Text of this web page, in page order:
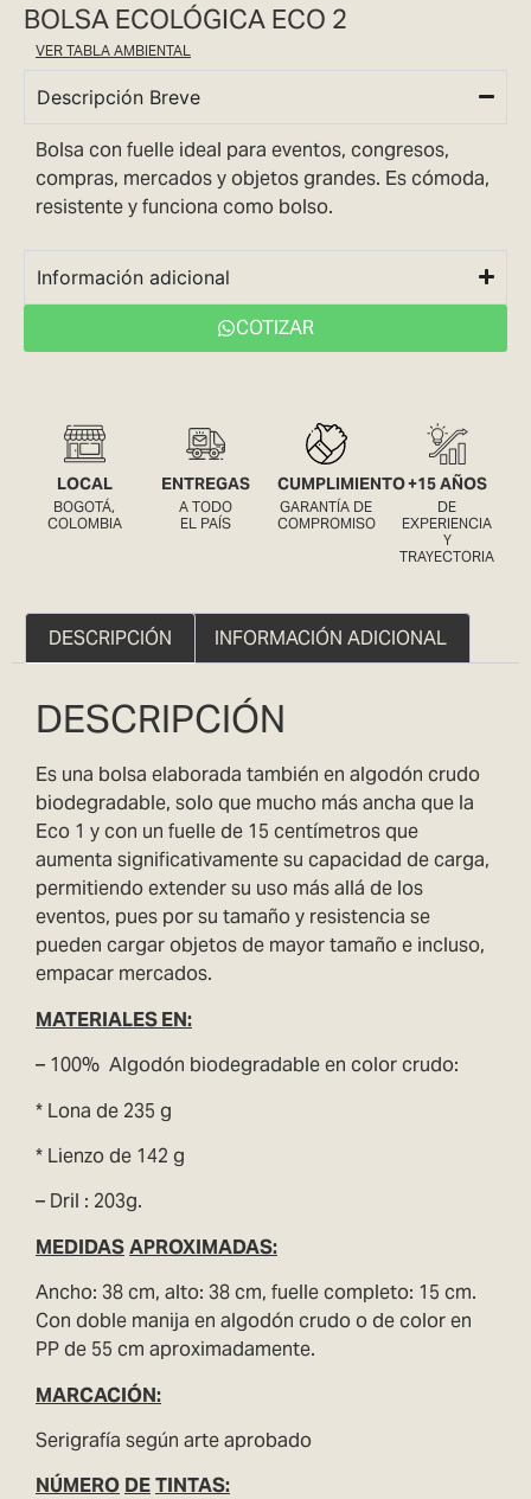
BOLSA ECOLÓGICA ECO 2
VER TABLA AMBIENTAL
Descripción Breve
Bolsa con fuelle ideal para eventos, congresos,
compras, mercados y objetos grandes. Es cómoda,
resistente y funciona como bolso.
Información adicional
COTIZAR
LOCAL
BOGOTÁ,
COLOMBIA
ENTREGAS
A TODO
EL PAÍS
CUMPLIMIENTO
GARANTÍA DE
COMPROMISO
+15 AÑOS
DE
EXPERIENCIA
Y
TRAYECTORIA
DESCRIPCIÓN INFORMACIÓN ADICIONAL
DESCRIPCIÓN
Es una bolsa elaborada también en algodón crudo
biodegradable, solo que mucho más ancha que la
Eco 1 y con un fuelle de 15 centímetros que
aumenta significativamente su capacidad de carga,
permitiendo extender su uso más allá de los
eventos, pues por su tamaño y resistencia se
pueden cargar objetos de mayor tamaño e incluso,
empacar mercados.
MATERIALES EN:
– 100% Algodón biodegradable en color crudo:
* Lona de 235 g
* Lienzo de 142 g
– Dril : 203g.
MEDIDASAPROXIMADAS:
Ancho: 38 cm, alto: 38 cm, fuelle completo: 15 cm.
Con doble manija en algodón crudo o de color en
PP de 55 cm aproximadamente.
MARCACIÓN:
Serigrafía según arte aprobado
NÚMERO DETINTAS: